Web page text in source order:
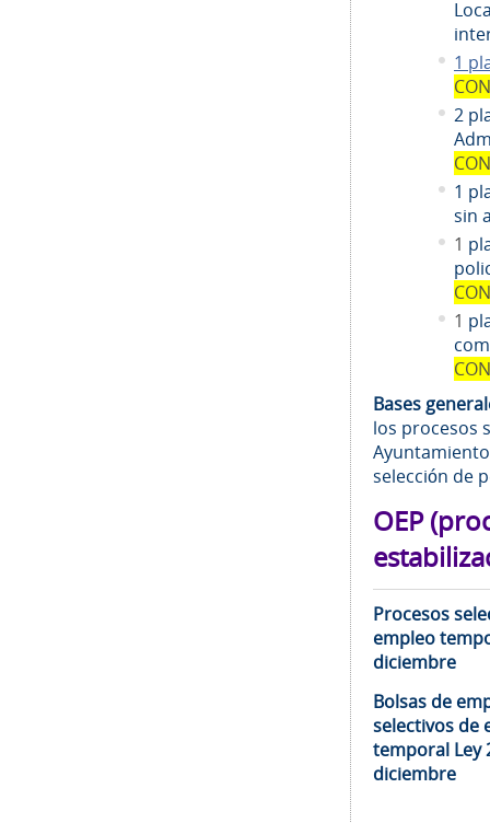
1
2
1
sin
1
1
Bases
los procesos
selección de
OEP
Procesos
empleo
diciembre
Bolsas de
selectivos de
temporal Ley
diciembre